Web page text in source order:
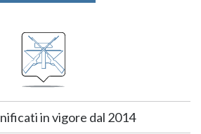
in vigore dal 2014